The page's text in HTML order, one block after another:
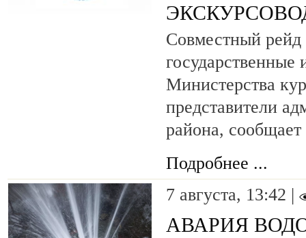
Совместный рейд
государственные
Министерства
представители
района,
Подробнее ...
7 августа, 13:42 |
АВАРИЯ